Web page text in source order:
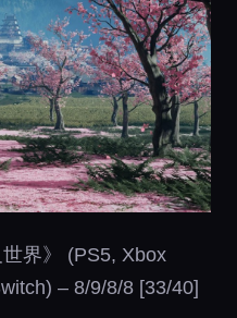
界》 (PS5, Xbox
– 8/9/8/8 [33/40]